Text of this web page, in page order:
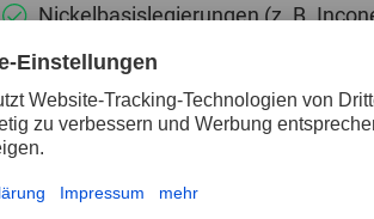
Nickelbasislegierungen (z. B.
Anfasen